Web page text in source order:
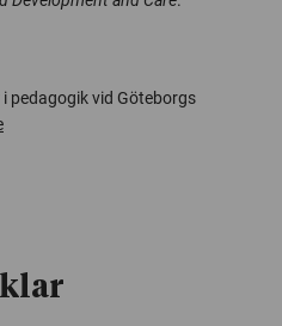
pedagogik vid Göteborgs